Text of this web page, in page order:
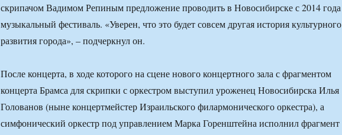
скрипачом Вадимом Репиным предложение проводить в Новосибирске с 2014 года
музыкальный фестиваль. «Уверен, что это будет совсем другая история культурного
развития города», – подчеркнул он.
После концерта, в ходе которого на сцене нового концертного зала с фрагментом
концерта Брамса для скрипки с оркестром выступил уроженец Новосибирска Илья
Голованов (ныне концертмейстер Израильского филармонического оркестра), а
симфонический оркестр под управлением Марка Горенштейна исполнил фрагмент